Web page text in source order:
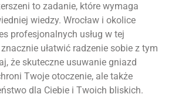
to zadanie, które wymaga
wiedzy. Wrocław i okolice
profesjonalnych usług w tej
ułatwić radzenie sobie z tym
że skuteczne usuwanie gniazd
Twoje otoczenie, ale także
dla Ciebie i Twoich bliskich.